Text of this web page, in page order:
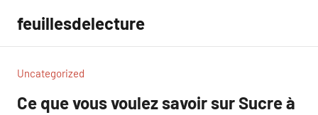
contenu
feuillesdelecture
Uncategorized
Ce que vous voulez savoir sur Sucre à